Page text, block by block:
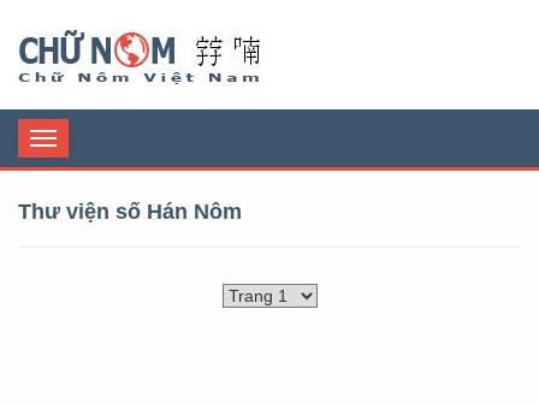
Toggle
navigation
Thư viện số Hán Nôm